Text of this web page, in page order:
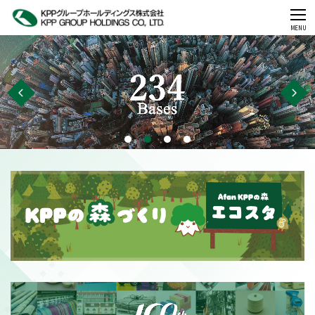
CLOSE
MENU